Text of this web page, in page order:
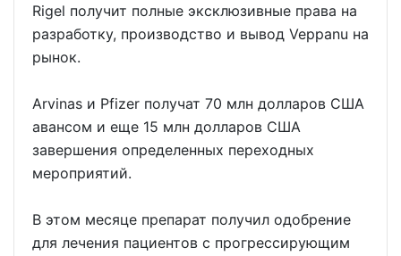
Rigel получит полные эксклюзивные права на
разработку, производство и вывод Veppanu на
рынок.
Arvinas и Pfizer получат 70 млн долларов США
авансом и еще 15 млн долларов США
завершения определенных переходных
мероприятий.
В этом месяце препарат получил одобрение
для лечения пациентов с прогрессирующим